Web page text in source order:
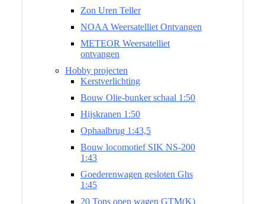
Zon Uren Teller
NOAA Weersatelliet Ontvangen
METEOR Weersatelliet
ontvangen
Hobby projecten
Kerstverlichting
Bouw Olie-bunker schaal 1:50
Hijskranen 1:50
Ophaalbrug 1:43,5
Bouw locomotief SIK NS-200
1:43
Goederenwagen gesloten Ghs
1:45
20 Tons open wagen GTM(K)